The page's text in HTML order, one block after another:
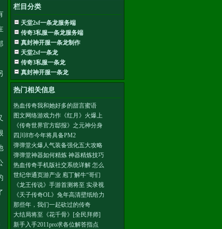
栏目分类
天堂2sf一条龙服务端
传奇3私服一条龙服务端
真封神开服一条龙制作
天堂2sf一条龙
传奇3私服一条龙
真封神开服一条龙
热门相关信息
热血传奇我和她好多的甜言蜜语
图文网络游戏力作《红月》火爆上
《传奇世界官方邸报》之元神分身
四川8市今年将具备PM2
弹弹堂火爆人气装备强化五大攻略
弹弹堂神器如何精炼 神器精炼技巧
热血传奇手机版社交系统详解 怎么
世纪华通页游产业 庖丁解牛“哥们
《龙王传说》手游首测将至 实录视
《天子传奇OL》兔年高清壁纸给力
那些年，我们一起砍过的传奇
大结局将至《花千骨》[全民拜师]
新手入手2011pro求各位解答指点